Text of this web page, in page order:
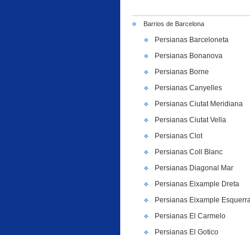
Barrios de Barcelona
Persianas Barceloneta
Persianas Bonanova
Persianas Borne
Persianas Canyelles
Persianas Ciutat Meridiana
Persianas Ciutat Vella
Persianas Clot
Persianas Coll Blanc
Persianas Diagonal Mar
Persianas Eixample Dreta
Persianas Eixample
Persianas El Carmelo
Persianas El Gotico